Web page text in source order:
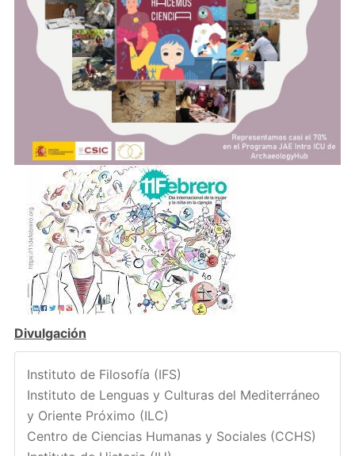
Divulgación
Instituto de Filosofía (IFS)
Instituto de Lenguas y Culturas del Mediterráneo
y Oriente Próximo (ILC)
Centro de Ciencias Humanas y Sociales (CCHS)